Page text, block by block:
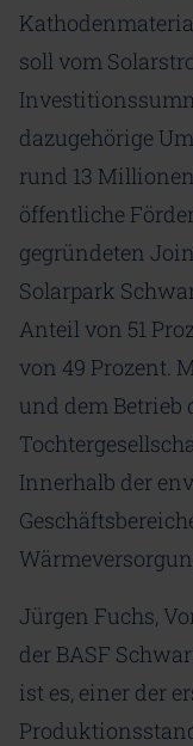
soll vom
dazugehörige
rund 13
öffentliche
gegründeten
Solarpark
Anteil von 51
von 49 Prozent.
und dem Betrieb
Innerhalb der
Jürgen Fuchs,
der BASF
ist es, einer der